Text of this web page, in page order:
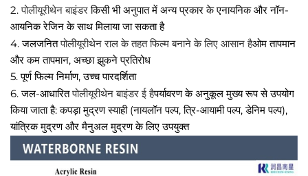
2.पोलीयूरीथेनबाइंडरकिसी भी अनुपात में अन्य प्रकार के एनायनिक और नॉन-
आयनिक रेजिन के साथ मिलाया जा सकता है
4. जलजनितपोलीयूरीथेनराल के तहत फिल्म बनाने के लिए आसान हैओम तापमान
और कम तापमान, अच्छा झुकने प्रतिरोध
5. पूर्ण फिल्म निर्माण, उच्च पारदर्शिता
6. जल-आधारितपोलीयूरीथेनबाइंडर ई हैपर्यावरण के अनुकूल मुख्य रूप से उपयोग
किया जाता है: कपड़ा मुद्रण स्याही (नायलॉन पल्प, त्रि-आयामी पल्प, डेनिम पल्प),
यांत्रिक मुद्रण और मैनुअल मुद्रण के लिए उपयुक्त